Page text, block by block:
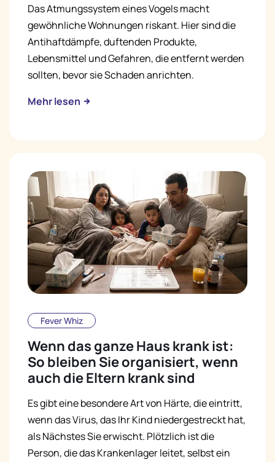
Das Atmungssystem eines Vogels macht
gewöhnliche Wohnungen riskant. Hier sind die
Antihaftdämpfe, duftenden Produkte,
Lebensmittel und Gefahren, die entfernt werden
sollten, bevor sie Schaden anrichten.
Mehr lesen
Fever Whiz
Wenn das ganze Haus krank ist:
So bleiben Sie organisiert, wenn
auch die Eltern krank sind
Es gibt eine besondere Art von Härte, die eintritt,
wenn das Virus, das Ihr Kind niedergestreckt hat,
als Nächstes Sie erwischt. Plötzlich ist die
Person, die das Krankenlager leitet, selbst ein